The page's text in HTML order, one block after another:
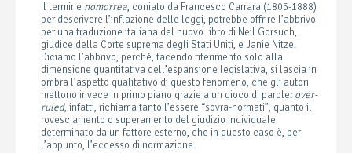
Il termine nomorrea, coniato da Francesco Carrara (1805-1888)
per descrivere l’inflazione delle leggi, potrebbe offrire l’abbrivo
per una traduzione italiana del nuovo libro di Neil Gorsuch,
giudice della Corte suprema degli Stati Uniti, e Janie Nitze.
Diciamo l’abbrivo, perché, facendo riferimento solo alla
dimensione quantitativa dell’espansione legislativa, si lascia in
ombra l’aspetto qualitativo di questo fenomeno, che gli autori
mettono invece in primo piano grazie a un gioco di parole: over-
ruled, infatti, richiama tanto l’essere “sovra-normati”, quanto il
rovesciamento o superamento del giudizio individuale
determinato da un fattore esterno, che in questo caso è, per
l’appunto, l’eccesso di normazione.